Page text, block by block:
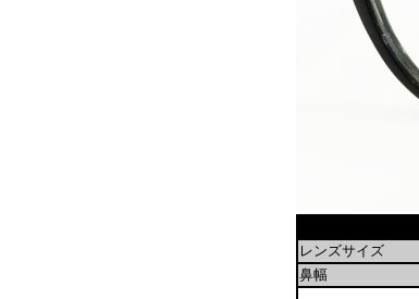
レンズサイズ
鼻幅